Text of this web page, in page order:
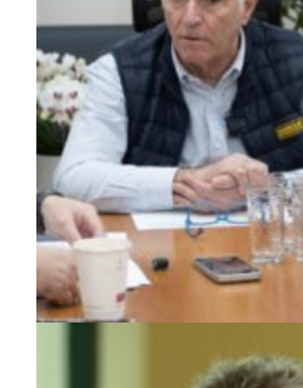
Ισίδωρος Μάδης: Η